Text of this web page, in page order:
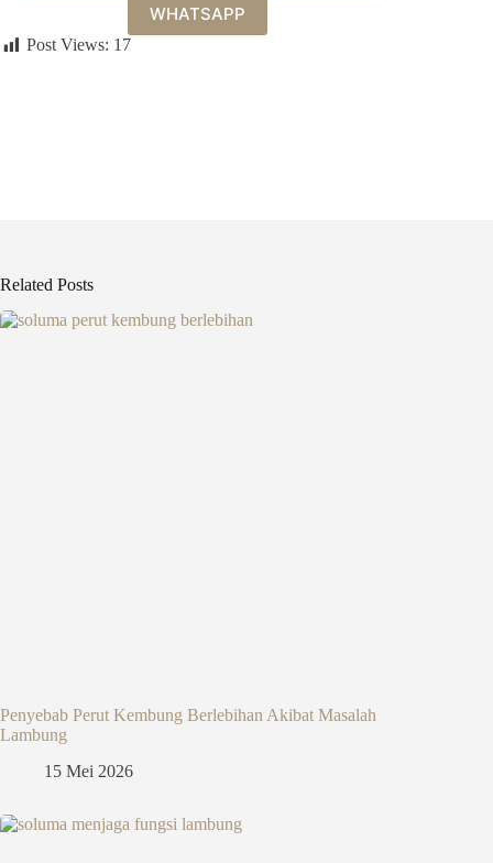
WHATSAPP
Post Views: 17
Related Posts
Penyebab Perut Kembung Berlebihan Akibat Masalah
Lambung
15 Mei 2026